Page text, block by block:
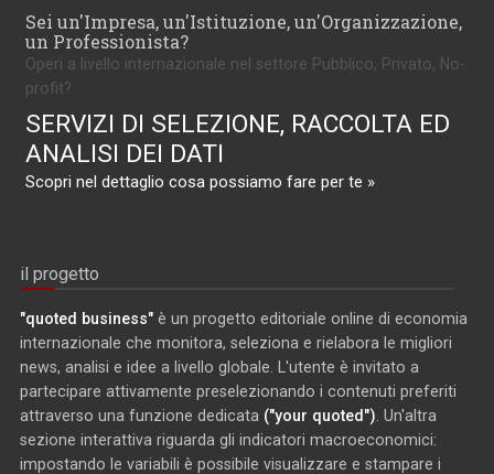
Sei un'Impresa, un'Istituzione, un'Organizzazione,
un Professionista?
Operi a livello internazionale nel settore Pubblico, Privato, No-
profit?
SERVIZI DI SELEZIONE, RACCOLTA ED
ANALISI DEI DATI
Scopri nel dettaglio cosa possiamo fare per te »
il progetto
"quoted business" è un progetto editoriale online di economia
internazionale che monitora, seleziona e rielabora le migliori
news, analisi e idee a livello globale. L'utente è invitato a
partecipare attivamente preselezionando i contenuti preferiti
attraverso una funzione dedicata ("your quoted") . Un'altra
sezione interattiva riguarda gli indicatori macroeconomici:
impostando le variabili è possibile visualizzare e stampare i